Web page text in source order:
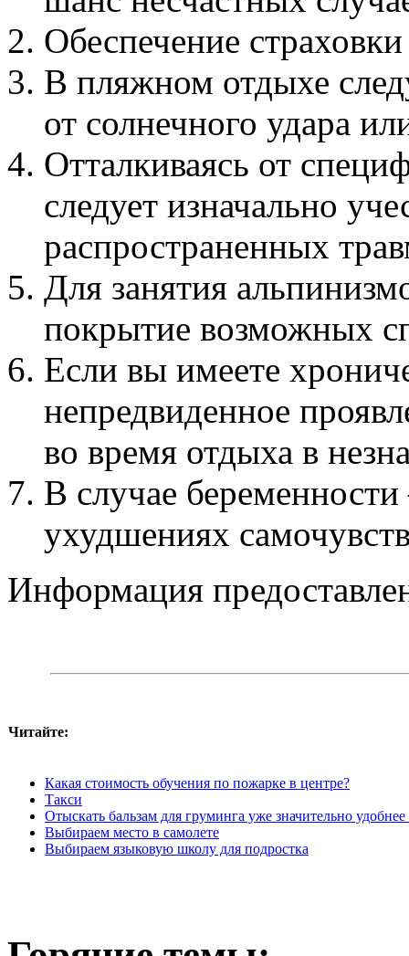
Обеспечение
В пляжном отдыхе
от солнечного удара
Отталкиваясь от
следует изначально
распространенных
Для занятия
покрытие возможных
Если вы имеете
непредвиденное
во время отдыха в
В случае
ухудшениях
Информация
Читайте:
Какая стоимость обучения по пожарке в центре?
Такси
Отыскать бальзам для груминга уже значительно
Выбираем место в самолете
Выбираем языковую школу для подростка